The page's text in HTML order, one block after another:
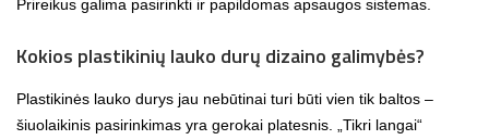
Prireikus galima pasirinkti ir papildomas apsaugos sistemas.
Kokios plastikinių lauko durų dizaino galimybės?
Plastikinės lauko durys jau nebūtinai turi būti vien tik baltos –
šiuolaikinis pasirinkimas yra gerokai platesnis. „Tikri langai“